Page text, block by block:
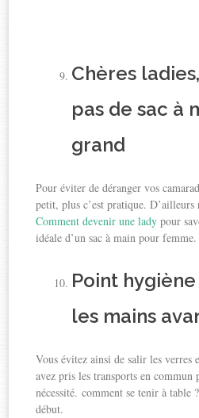
Chères
pas de sac à
grand
Pour éviter de déranger vos
petit, plus c’est pratique. D’ailleurs
Comment devenir une lady pour
idéale d’un sac à main pour femme.
Point
les mains
Vous évitez ainsi de salir les verres
avez pris les transports en commun
nécessité. comment se tenir à
début.